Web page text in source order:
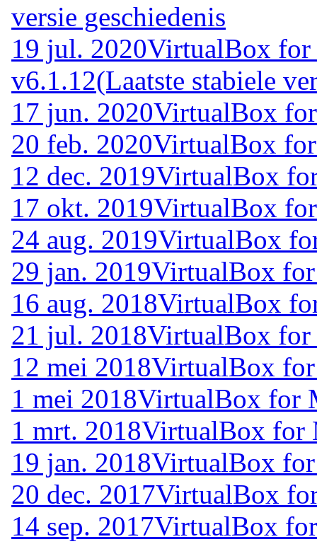
versie geschiedenis
19 jul. 2020VirtualBox for
v6.1.12(Laatste stabiele
17 jun. 2020VirtualBox
20 feb. 2020VirtualBox
12 dec. 2019VirtualBox
17 okt. 2019VirtualBox
24 aug. 2019VirtualBox
29 jan. 2019VirtualBox
16 aug. 2018VirtualBox
21 jul. 2018VirtualBox for
12 mei 2018VirtualBox
1 mei 2018VirtualBox for
1 mrt. 2018VirtualBox for
19 jan. 2018VirtualBox
20 dec. 2017VirtualBox
14 sep. 2017VirtualBox